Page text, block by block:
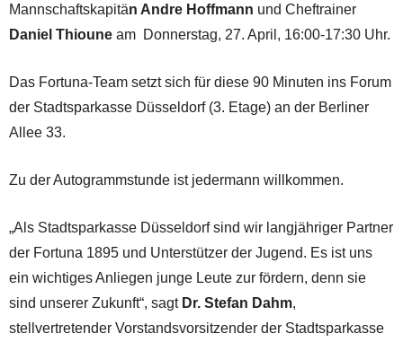
Mannschaftskapitän Andre Hoffmann und Cheftrainer
Daniel Thioune am Donnerstag, 27. April, 16:00-17:30 Uhr.
Das Fortuna-Team setzt sich für diese 90 Minuten ins Forum
der Stadtsparkasse Düsseldorf (3. Etage) an der Berliner
Allee 33.
Zu der Autogrammstunde ist jedermann willkommen.
„Als Stadtsparkasse Düsseldorf sind wir langjähriger Partner
der Fortuna 1895 und Unterstützer der Jugend. Es ist uns
ein wichtiges Anliegen junge Leute zur fördern, denn sie
sind unserer Zukunft“, sagt Dr. Stefan Dahm,
stellvertretender Vorstandsvorsitzender der Stadtsparkasse